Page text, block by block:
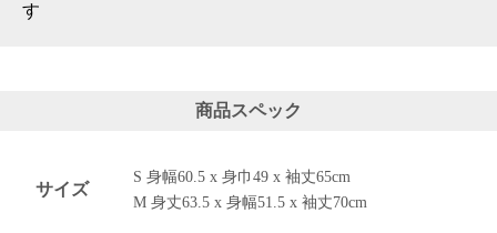
す
商品スペック
サイズ
S 身幅60.5 x 身巾49 x 袖丈65cm
M 身丈63.5 x 身幅51.5 x 袖丈70cm